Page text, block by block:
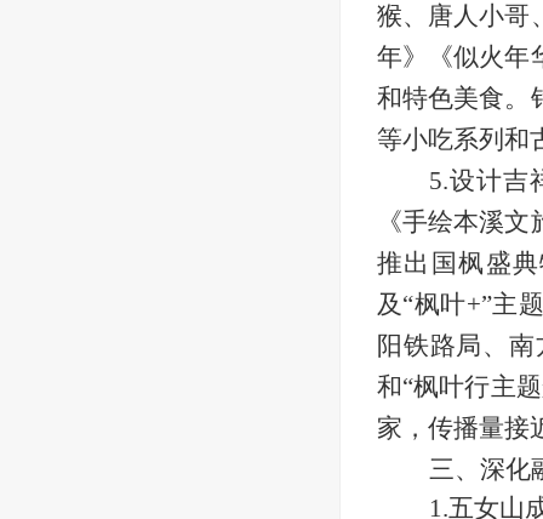
猴、唐人小哥
年》《似火年
和特色美食。
等小吃系列和
5.设计吉
《手绘本溪
推出国枫盛
及“枫叶+”主
阳铁路局、
和“枫叶行主
家，传播量接
三、 深化
1.五女山